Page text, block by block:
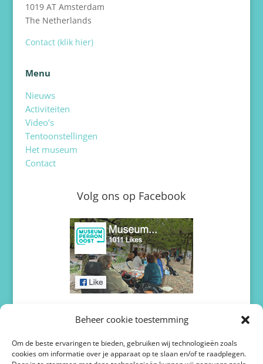
Beheer cookie toestemming
Om de beste ervaringen te bieden, gebruiken wij technologieën zoals
cookies om informatie over je apparaat op te slaan en/of te raadplegen.
1019 AT Amsterdam
The Netherlands
Contact (klik hier)
Menu
Nieuws
Activiteiten
Video’s
Tentoonstellingen
Het museum
Contact
Volg ons op Facebook
Volg ons op Twitter / X